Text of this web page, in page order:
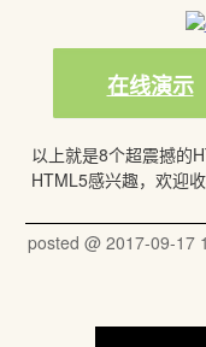
在线演示
以上就是8个超震撼的
HTML5感兴趣，欢迎收
posted @ 2017-09-17